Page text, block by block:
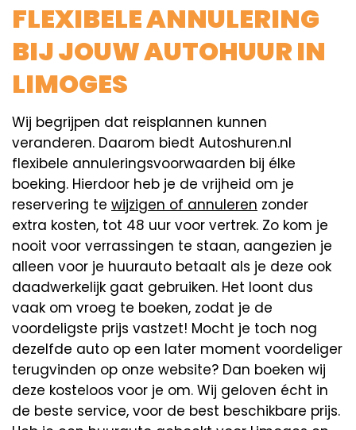
FLEXIBELE ANNULERING
BIJ JOUW AUTOHUUR IN
LIMOGES
Wij begrijpen dat reisplannen kunnen
veranderen. Daarom biedt Autoshuren.nl
flexibele annuleringsvoorwaarden bij élke
boeking. Hierdoor heb je de vrijheid om je
reservering te wijzigen of annuleren zonder
extra kosten, tot 48 uur voor vertrek. Zo kom je
nooit voor verrassingen te staan, aangezien je
alleen voor je huurauto betaalt als je deze ook
daadwerkelijk gaat gebruiken. Het loont dus
vaak om vroeg te boeken, zodat je de
voordeligste prijs vastzet! Mocht je toch nog
dezelfde auto op een later moment voordeliger
terugvinden op onze website? Dan boeken wij
deze kosteloos voor je om. Wij geloven écht in
de beste service, voor de best beschikbare prijs.